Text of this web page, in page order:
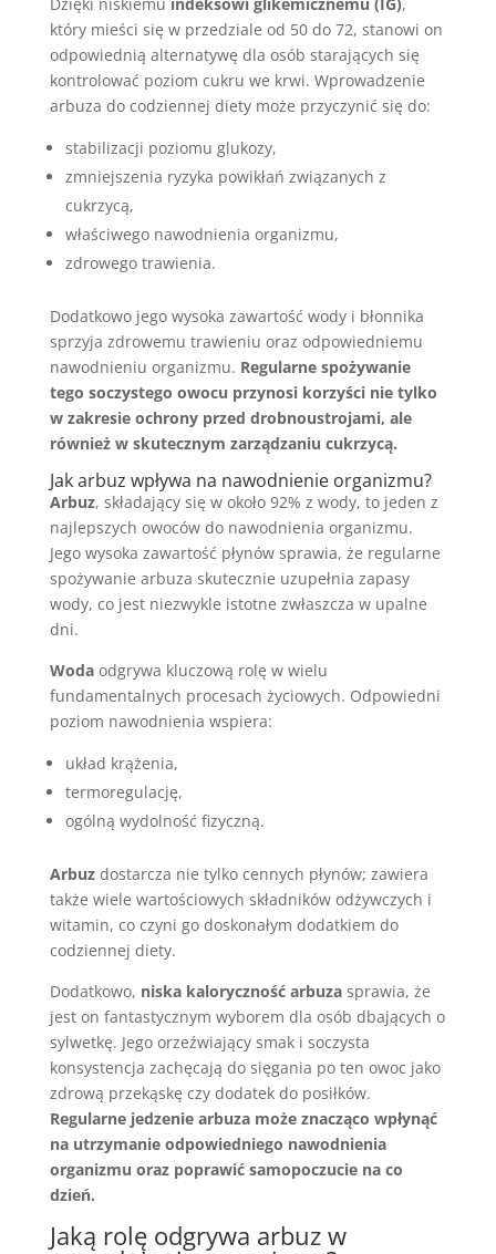
który mieści się w przedziale od 50 do 72, stanowi on
odpowiednią alternatywę dla osób starających się
kontrolować poziom cukru we krwi. Wprowadzenie
arbuza do codziennej diety może przyczynić się do:
stabilizacji poziomu glukozy,
zmniejszenia ryzyka powikłań związanych z
cukrzycą,
właściwego nawodnienia organizmu,
zdrowego trawienia.
Dodatkowo jego wysoka zawartość wody i błonnika
sprzyja zdrowemu trawieniu oraz odpowiedniemu
nawodnieniu organizmu. Regularne spożywanie
tego soczystego owocu przynosi korzyści nie tylko
w zakresie ochrony przed drobnoustrojami, ale
również w skutecznym zarządzaniu cukrzycą.
Jak arbuz wpływa na nawodnienie organizmu?
Arbuz, składający się w około 92% z wody, to jeden z
najlepszych owoców do nawodnienia organizmu.
Jego wysoka zawartość płynów sprawia, że regularne
spożywanie arbuza skutecznie uzupełnia zapasy
wody, co jest niezwykle istotne zwłaszcza w upalne
dni.
Wodaodgrywa kluczową rolę w wielu
fundamentalnych procesach życiowych. Odpowiedni
poziom nawodnienia wspiera:
układ krążenia,
termoregulację,
ogólną wydolność fizyczną.
Arbuzdostarcza nie tylko cennych płynów; zawiera
także wiele wartościowych składników odżywczych i
witamin, co czyni go doskonałym dodatkiem do
codziennej diety.
Dodatkowo, niska kaloryczność arbuzasprawia, że
jest on fantastycznym wyborem dla osób dbających o
sylwetkę. Jego orzeźwiający smak i soczysta
konsystencja zachęcają do sięgania po ten owoc jako
zdrową przekąskę czy dodatek do posiłków.
Regularne jedzenie arbuza może znacząco wpłynąć
na utrzymanie odpowiedniego nawodnienia
organizmu oraz poprawić samopoczucie na co
dzień.
Jaką rolę odgrywa arbuz w